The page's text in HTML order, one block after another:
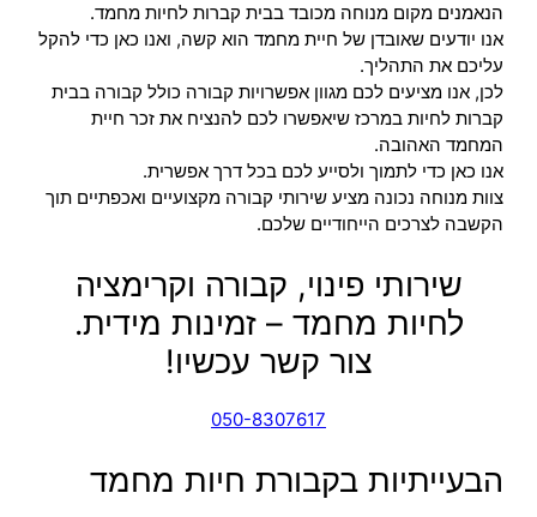
הנאמנים מקום מנוחה מכובד בבית קברות לחיות מחמד.
אנו יודעים שאובדן של חיית מחמד הוא קשה, ואנו כאן כדי להקל
עליכם את התהליך.
לכן, אנו מציעים לכם מגוון אפשרויות קבורה כולל קבורה בבית
קברות לחיות במרכז שיאפשרו לכם להנציח את זכר חיית
המחמד האהובה.
אנו כאן כדי לתמוך ולסייע לכם בכל דרך אפשרית.
צוות מנוחה נכונה מציע שירותי קבורה מקצועיים ואכפתיים תוך
הקשבה לצרכים הייחודיים שלכם.
שירותי פינוי, קבורה וקרימציה
לחיות מחמד – זמינות מידית.
צור קשר עכשיו!
050-8307617
הבעייתיות בקבורת חיות מחמד